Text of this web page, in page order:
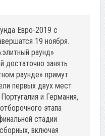
Евро-2019 с
19 ноября.
раунд»
достаточно занять
раунде» примут
первых двух мест
и Германия,
этапа
стадии
включая